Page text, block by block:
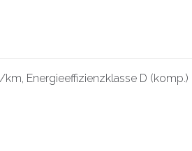
Energieeffizienzklasse D (komp.)